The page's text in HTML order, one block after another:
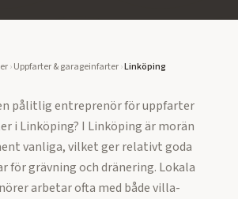
›Uppfarter & garageinfarter›Linköping
pålitlig entreprenör föruppfarter
i Linköping? I Linköping är morän
vanliga, vilket ger relativt goda
för grävning och dränering. Lokala
arbetar ofta med både villa-